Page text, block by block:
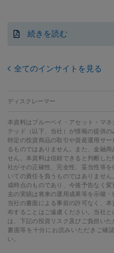
続きを読む
全てのインサイトを見る
ディスクレーマー
本資料はブルーベイ・アセット・マ
テッド（以下、当社）が情報の提供の
特定の投資商品の取引や資産運用サ
るものではありません。また、金融
せん。本資料は信頼できると判断し
社がその正確性、完全性、妥当性等
いての責任を負うものではありませ
成時点のものであり、今後予告なく
去の実績は将来の運用成果等を示唆
当社の書面による事前の許可なく、
布することはご遠慮ください。当社
は、下記の投資リスク及びご負担い
書面等を十分にお読みいただきご確
い。